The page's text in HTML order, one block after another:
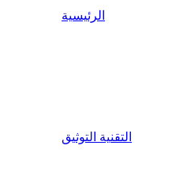
الرئيسية
التقنية التوثيق